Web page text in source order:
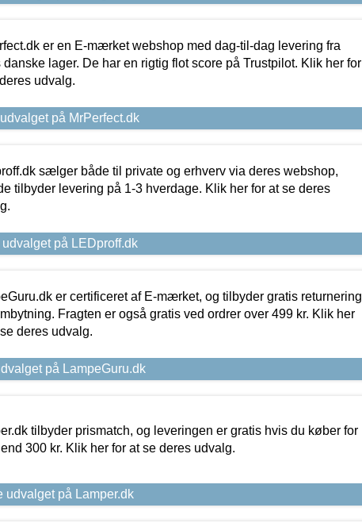
er en E-mærket webshop med dag-til-dag levering fra
danske lager. De har en rigtig flot score på Trustpilot. Klik her for
udvalg.
på MrPerfect.dk
sælger både til private og erhverv via deres webshop,
tilbyder levering på 1-3 hverdage. Klik her for at se deres
udvalget på LEDproff.dk
er certificeret af E-mærket, og tilbyder gratis returnering
Fragten er også gratis ved ordrer over 499 kr. Klik her
deres udvalg.
på LampeGuru.dk
tilbyder prismatch, og leveringen er gratis hvis du køber for
300 kr. Klik her for at se deres udvalg.
udvalget på Lamper.dk